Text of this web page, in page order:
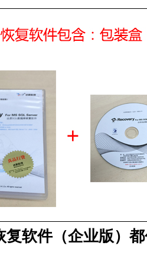
软件（企业版）都